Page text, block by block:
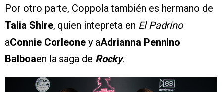
Por otro parte, Coppola también es hermano de
Talia Shire, quien intepreta en El Padrino
aConnie Corleone y aAdrianna Pennino
Balboaen la saga de Rocky.